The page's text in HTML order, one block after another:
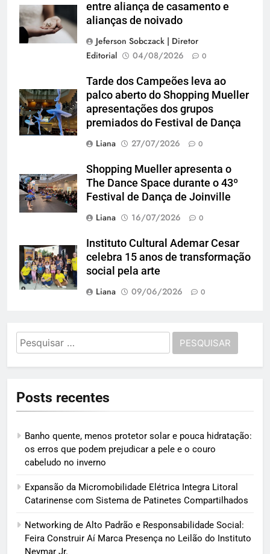
imagem: Pexels
entre aliança de casamento e
alianças de noivado
Jeferson Sobczack | Diretor
Editorial
04/08/2026 0
Tarde dos Campeões leva ao
palco aberto do Shopping Mueller
apresentações dos grupos
premiados do Festival de Dança
Liana
27/07/2026 0
Shopping Mueller apresenta o
The Dance Space durante o 43º
Festival de Dança de Joinville
Liana
16/07/2026 0
Instituto Cultural Ademar Cesar
celebra 15 anos de transformação
social pela arte
Liana
09/06/2026 0
Pesquisar
por:
Posts recentes
Banho quente, menos protetor solar e pouca hidratação:
os erros que podem prejudicar a pele e o couro
cabeludo no inverno
Expansão da Micromobilidade Elétrica Integra Litoral
Catarinense com Sistema de Patinetes Compartilhados
Networking de Alto Padrão e Responsabilidade Social:
Feira Construir Aí Marca Presença no Leilão do Instituto
Neymar Jr.